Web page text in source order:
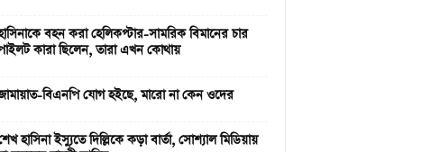
বহন করা হেলিকপ্টার-সামরিক বিমানের চার
কারা ছিলেন, তারা এখন কোথায়
বিএনপি যোগ হইছে, মারো না কেন ওদের
হাসিনা ইস্যুতে দিল্লিকে কড়া বার্তা, সোশ্যাল মিডিয়ায়